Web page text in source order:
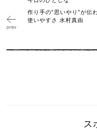
作り手の‟思いやり”が伝
使いやすさ 水村真由
ス